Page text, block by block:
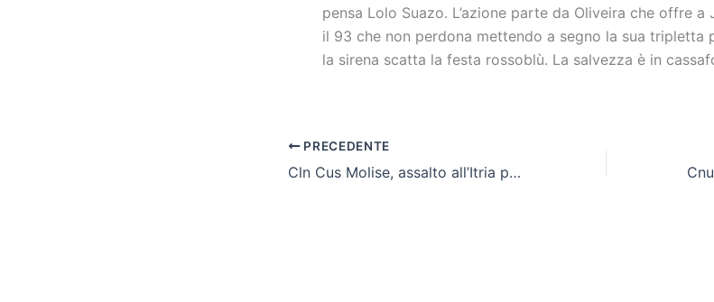
pensa Lolo Suazo. L’azione parte da Oliveira che offre
il 93 che non perdona mettendo a segno la sua tripletta
la sirena scatta la festa rossoblù. La salvezza è in
PRECEDENTE
Cln Cus Molise, assalto all’Itria per la salvezza